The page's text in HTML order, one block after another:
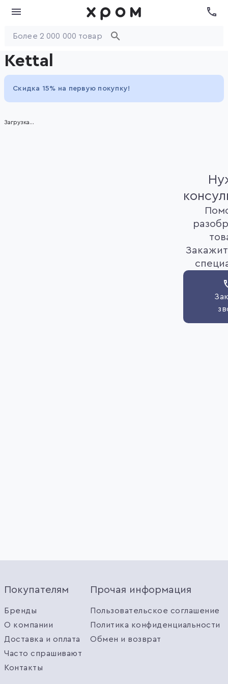
Kettal
Скидка 15% на первую покупку!
Загрузка...
Покупателям
Бренды
О компании
Доставка и оплата
Часто спрашивают
Контакты
Прочая информация
Пользовательское соглашение
Политика конфиденциальности
Обмен и возврат